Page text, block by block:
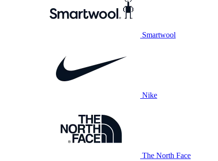
Smartwool
Nike
The North Face